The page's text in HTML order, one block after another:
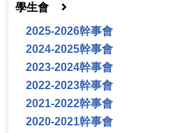
學生會
2025-2026幹事會
2024-2025幹事會
2023-2024幹事會
2022-2023幹事會
2021-2022幹事會
2020-2021幹事會